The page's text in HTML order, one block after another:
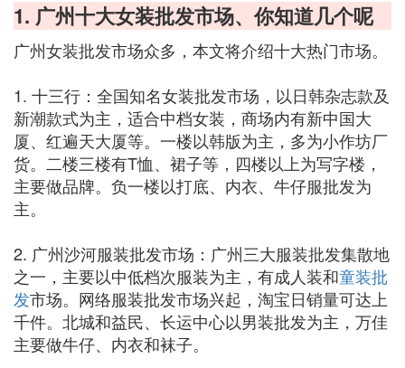
1. 广州十大女装批发市场、你知道几个呢
广州女装批发市场众多，本文将介绍十大热门市场。
1. 十三行：全国知名女装批发市场，以日韩杂志款及
新潮款式为主，适合中档女装，商场内有新中国大
厦、红遍天大厦等。一楼以韩版为主，多为小作坊厂
货。二楼三楼有T恤、裙子等，四楼以上为写字楼，
主要做品牌。负一楼以打底、内衣、牛仔服批发为
主。
2. 广州沙河服装批发市场：广州三大服装批发集散地
之一，主要以中低档次服装为主，有成人装和童装批
发市场。网络服装批发市场兴起，淘宝日销量可达上
千件。北城和益民、长运中心以男装批发为主，万佳
主要做牛仔、内衣和袜子。